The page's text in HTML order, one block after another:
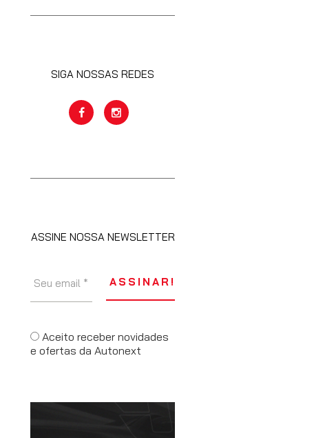
SIGA NOSSAS REDES
ASSINE NOSSA NEWSLETTER
Aceito receber novidades
e ofertas da Autonext